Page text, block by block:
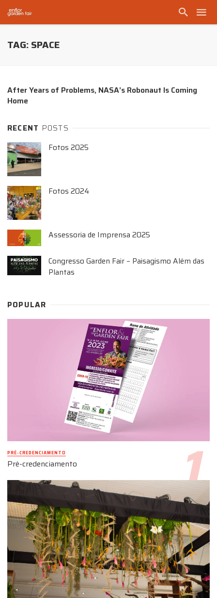
TAG: SPACE
After Years of Problems, NASA’s Robonaut Is Coming
Home
RECENT POSTS
Fotos 2025
Fotos 2024
Assessoria de Imprensa 2025
Congresso Garden Fair – Paisagismo Além das
Plantas
POPULAR
PRÉ-CREDENCIAMENTO
Pré-credenciamento